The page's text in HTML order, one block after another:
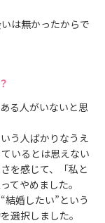
は無かったからで
る人がいないと思
う人ばかりなうえ
いるとは思えない
を感じて、「私と
てやめました。
結婚したい”という
選択しました。